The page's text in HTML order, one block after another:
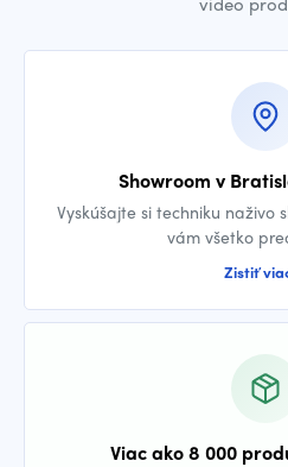
Showroom v
Vyskúšajte si techniku naživo
vám všetko
Zistiť
Viac ako 8 000